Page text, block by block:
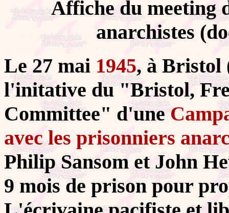
Affiche du meeting
anarchistes
Le 27 mai 1945, à Bristol
l'initative du "Bristol,
Committee" d'une
avec les prisonniers
Philip Sansom et John
9 mois de prison pour